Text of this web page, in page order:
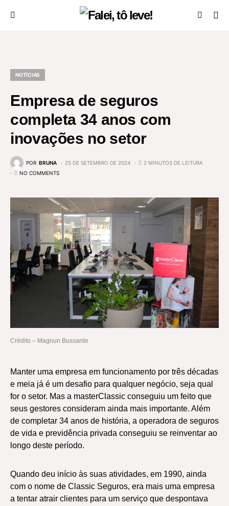
NOTÍCIAS
Empresa de seguros
completa 34 anos com
inovações no setor
POR BRUNA 25 DE SETEMBRO DE 2024
2 MINUTOS DE LEITURA
NO COMMENTS
Crédito – Magnun Bussarde
Manter uma empresa em funcionamento por três décadas
e meia já é um desafio para qualquer negócio, seja qual
for o setor. Mas a masterClassic conseguiu um feito que
seus gestores consideram ainda mais importante. Além
de completar 34 anos de história, a operadora de seguros
de vida e previdência privada conseguiu se reinventar ao
longo deste período.
Quando deu início às suas atividades, em 1990, ainda
com o nome de Classic Seguros, era mais uma empresa
a tentar atrair clientes para um serviço que despontava